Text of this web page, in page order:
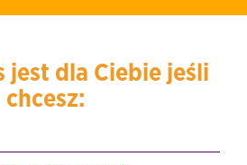
jest dla Ciebie jeśli
chcesz: